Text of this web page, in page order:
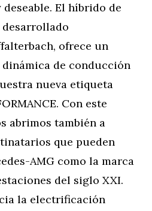
El híbrido de
ofrece un
de conducción
nueva etiqueta
Con este
abrimos también a
que pueden
AMG como la marca
del siglo XXI.
la electrificación